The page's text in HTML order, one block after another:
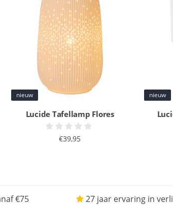
nieuw
Lucide Tafellamp Flores
€39,95
nieuw
€75 27 jaar ervaring in